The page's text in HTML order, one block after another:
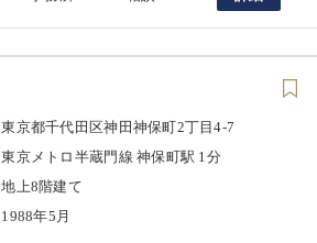
東京都千代田区神田神保町2丁目4-7
東京メトロ半蔵門線 神保町駅 1分
地上8階建て
1988年5月